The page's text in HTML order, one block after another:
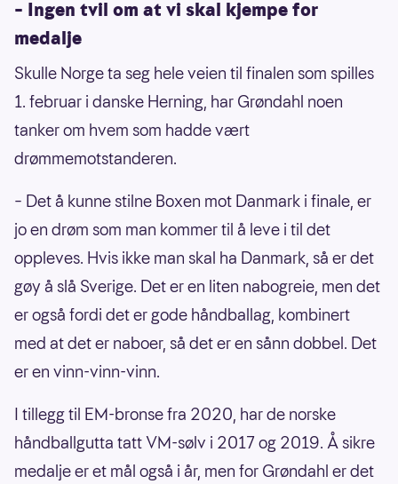
– Ingen tvil om at vi skal kjempe for
medalje
Skulle Norge ta seg hele veien til finalen som spilles
1. februar i danske Herning, har Grøndahl noen
tanker om hvem som hadde vært
drømmemotstanderen.
– Det å kunne stilne Boxen mot Danmark i finale, er
jo en drøm som man kommer til å leve i til det
oppleves. Hvis ikke man skal ha Danmark, så er det
gøy å slå Sverige. Det er en liten nabogreie, men det
er også fordi det er gode håndballag, kombinert
med at det er naboer, så det er en sånn dobbel. Det
er en vinn-vinn-vinn.
I tillegg til EM-bronse fra 2020, har de norske
håndballgutta tatt VM-sølv i 2017 og 2019. Å sikre
medalje er et mål også i år, men for Grøndahl er det